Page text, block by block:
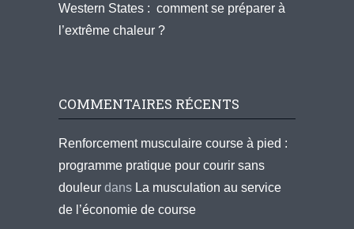
Western States : comment se préparer à
l’extrême chaleur ?
COMMENTAIRES RÉCENTS
Renforcement musculaire course à pied :
programme pratique pour courir sans
douleur dans La musculation au service
de l’économie de course